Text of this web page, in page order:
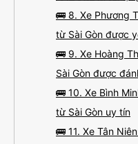
🚌 8. Xe Phương
từ Sài Gòn được
🚌 9. Xe Hoàng
Sài Gòn được
🚌 10. Xe Bình
từ Sài Gòn uy tín
🚌 11. Xe Tân